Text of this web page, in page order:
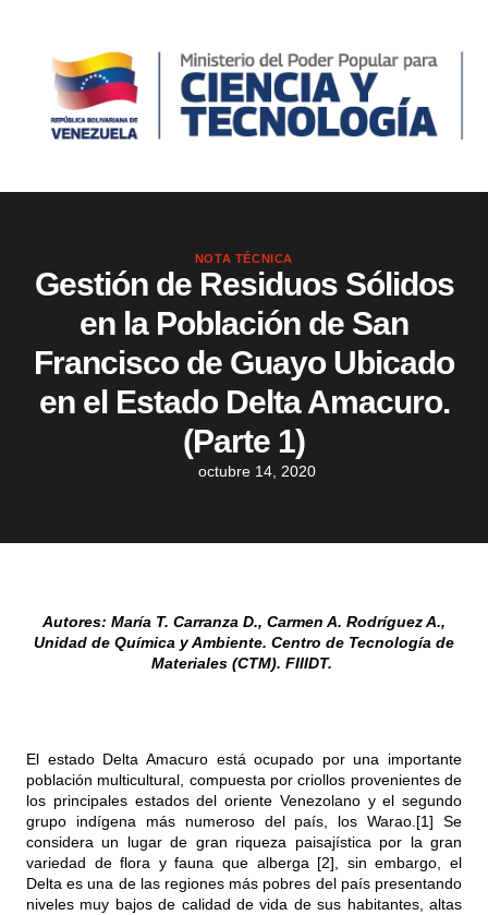
NOTA TÉCNICA
Gestión de Residuos Sólidos
en la Población de San
Francisco de Guayo Ubicado
en el Estado Delta Amacuro.
(Parte 1)
octubre 14, 2020
Autores: María T. Carranza D., Carmen A. Rodríguez A.,
Unidad de Química y Ambiente. Centro de Tecnología de
Materiales (CTM). FIIIDT.
El estado Delta Amacuro está ocupado por una importante
población multicultural, compuesta por criollos provenientes de
los principales estados del oriente Venezolano y el segundo
grupo indígena más numeroso del país, los Warao.[1] Se
considera un lugar de gran riqueza paisajística por la gran
variedad de flora y fauna que alberga [2], sin embargo, el
Delta es una de las regiones más pobres del país presentando
niveles muy bajos de calidad de vida de sus habitantes, altas